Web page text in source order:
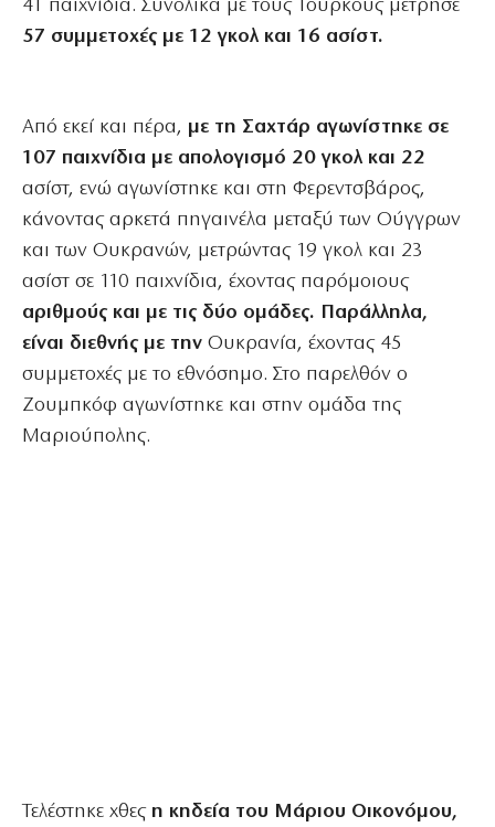
41 παιχνίδια. Συνολικά με τους Τούρκους μέτρησε
57 συμμετοχές με 12 γκολ και 16 ασίστ.
Από εκεί και πέρα, με τη Σαχτάρ αγωνίστηκε σε
107 παιχνίδια με απολογισμό 20 γκολ και 22
ασίστ, ενώ αγωνίστηκε και στη Φερεντσβάρος,
κάνοντας αρκετά πηγαινέλα μεταξύ των Ούγγρων
και των Ουκρανών, μετρώντας 19 γκολ και 23
ασίστ σε 110 παιχνίδια, έχοντας παρόμοιους
αριθμούς και με τις δύο ομάδες. Παράλληλα,
είναι διεθνής με την Ουκρανία, έχοντας 45
συμμετοχές με το εθνόσημο. Στο παρελθόν ο
Ζουμπκόφ αγωνίστηκε και στην ομάδα της
Μαριούπολης.
Τελέστηκε χθες η κηδεία του Μάριου Οικονόμου,